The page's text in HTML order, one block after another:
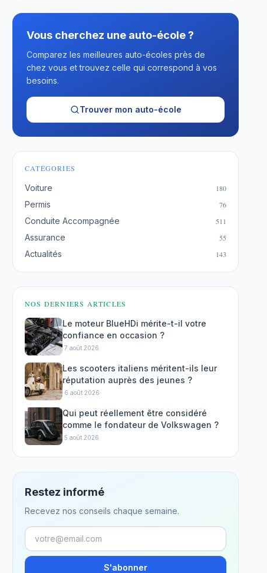
Vous cherchez une auto-école ?
Comparez les meilleures auto-écoles près de
chez vous et trouvez celle qui correspond à vos
besoins.
Trouver mon auto-école
CATÉGORIES
Voiture 180
Permis 76
Conduite Accompagnée 511
Assurance 55
Actualités 143
NOS DERNIERS ARTICLES
Le moteur BlueHDi mérite-t-il votre
confiance en occasion ?
·7 août 2026
Les scooters italiens méritent-ils leur
réputation auprès des jeunes ?
·6 août 2026
Qui peut réellement être considéré
comme le fondateur de Volkswagen ?
·5 août 2026
Restez informé
Recevez nos conseils chaque semaine.
S'abonner